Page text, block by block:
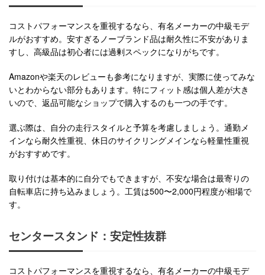
コストパフォーマンスを重視するなら、有名メーカーの中級モデ
ルがおすすめ。安すぎるノーブランド品は耐久性に不安がありま
すし、高級品は初心者には過剰スペックになりがちです。
Amazonや楽天のレビューも参考になりますが、実際に使ってみな
いとわからない部分もあります。特にフィット感は個人差が大き
いので、返品可能なショップで購入するのも一つの手です。
選ぶ際は、自分の走行スタイルと予算を考慮しましょう。通勤メ
インなら耐久性重視、休日のサイクリングメインなら軽量性重視
がおすすめです。
取り付けは基本的に自分でもできますが、不安な場合は最寄りの
自転車店に持ち込みましょう。工賃は500〜2,000円程度が相場で
す。
センタースタンド：安定性抜群
コストパフォーマンスを重視するなら、有名メーカーの中級モデ